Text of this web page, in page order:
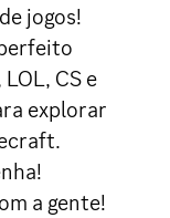
jogos!
CS e
explorar
a gente!